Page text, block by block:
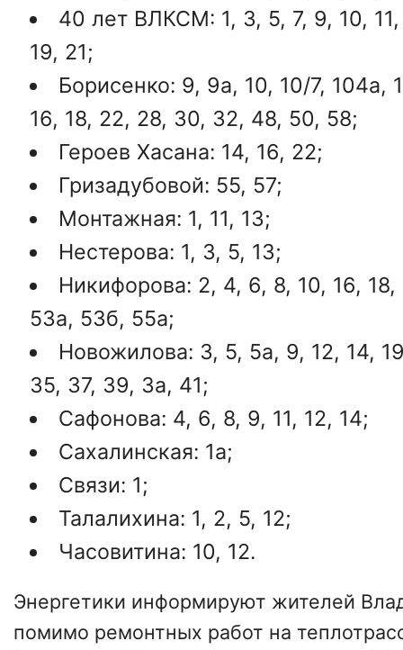
40 лет ВЛКСМ: 1, 3, 5, 7, 9, 10, 11,
19, 21;
Борисенко: 9, 9а, 10, 10/7, 104а,
16, 18, 22, 28, 30, 32, 48, 50, 58;
Героев Хасана: 14, 16, 22;
Гризадубовой: 55, 57;
Монтажная: 1, 11, 13;
Нестерова: 1, 3, 5, 13;
Никифорова: 2, 4, 6, 8, 10, 16,
53а, 53б, 55а;
Новожилова: 3, 5, 5а, 9, 12, 14,
35, 37, 39, 3а, 41;
Сафонова: 4, 6, 8, 9, 11, 12, 14;
Сахалинская: 1а;
Связи: 1;
Талалихина: 1, 2, 5, 12;
Часовитина: 10, 12.
Энергетики информируют жителей
помимо ремонтных работ на